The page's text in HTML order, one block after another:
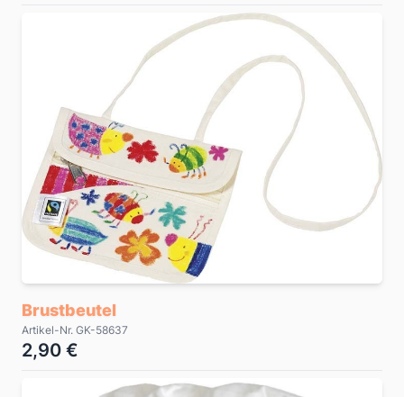
Brustbeutel
Artikel-Nr. GK-58637
2,90 €